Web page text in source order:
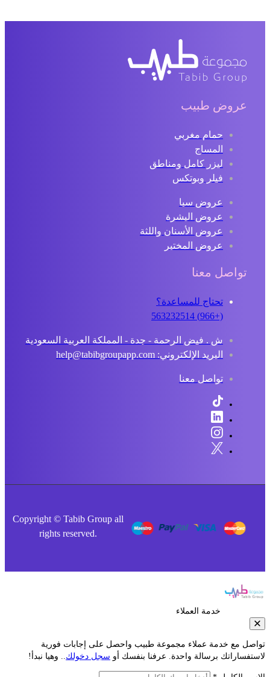
طبيب
حمام مغربي
المساج
ليزر كامل ومناطق
فيلر وبوتكس
عروض سبا
عروض البشرة
عروض الأسنان واللثة
عروض المختبر
معنا
تحتاج للمساعدة؟
ش . فيض الرحمة - جدة - المملكة العربية السعودية
البريد الإلكتروني: help@tabibgroupapp.com
تواصل معنا
Copyright © Tabib Group all
rights reserved.
خدمة العملاء
خدمة عملاء مجموعة طبيب واحصل على إجابات فورية
برسالة واحدة. عرفنا بنفسك أوسجل دخولك .. وهيا نبدأ!